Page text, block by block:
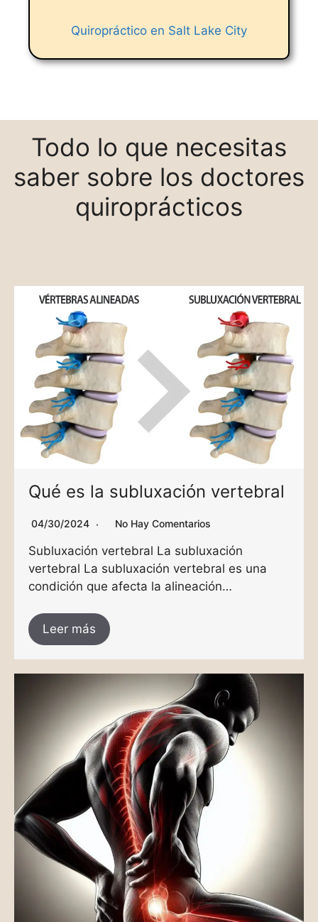
Quiropráctico en Salt Lake City
Todo lo que necesitas
saber sobre los doctores
quiroprácticos
Qué es la subluxación vertebral
04/30/2024 No Hay Comentarios
Subluxación vertebral La subluxación
vertebral La subluxación vertebral es una
condición que afecta la alineación…
Leer más